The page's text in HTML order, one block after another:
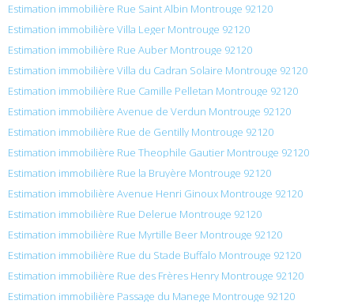
Estimation immobilière Rue Saint Albin Montrouge 92120
Estimation immobilière Villa Leger Montrouge 92120
Estimation immobilière Rue Auber Montrouge 92120
Estimation immobilière Villa du Cadran Solaire Montrouge 92120
Estimation immobilière Rue Camille Pelletan Montrouge 92120
Estimation immobilière Avenue de Verdun Montrouge 92120
Estimation immobilière Rue de Gentilly Montrouge 92120
Estimation immobilière Rue Theophile Gautier Montrouge 92120
Estimation immobilière Rue la Bruyère Montrouge 92120
Estimation immobilière Avenue Henri Ginoux Montrouge 92120
Estimation immobilière Rue Delerue Montrouge 92120
Estimation immobilière Rue Myrtille Beer Montrouge 92120
Estimation immobilière Rue du Stade Buffalo Montrouge 92120
Estimation immobilière Rue des Frères Henry Montrouge 92120
Estimation immobilière Passage du Manege Montrouge 92120